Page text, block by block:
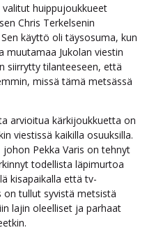
valitut huippujoukkueet
Chris Terkelsenin
käyttö oli täysosuma, kun
muutamaa Jukolan viestin
siirrytty tilanteeseen, että
missä tämä metsässä
arvioitua kärkijoukkuetta on
viestissä kaikilla osuuksilla.
Pekka Varis on tehnyt
todellista läpimurtoa
kisapaikalla että tv-
on tullut syvistä metsistä
lajin oleelliset ja parhaat